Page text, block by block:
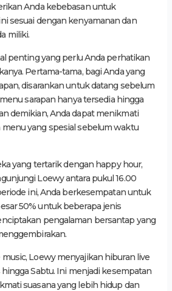
Anda kebebasan untuk
sesuai dengan kenyamanan dan
miliki.
penting yang perlu Anda perhatikan
Pertama-tama, bagi Anda yang
disarankan untuk datang sebelum
sarapan hanya tersedia hingga
demikian, Anda dapat menikmati
yang spesial sebelum waktu
yang tertarik dengan happy hour,
Loewy antara pukul 16.00
ini, Anda berkesempatan untuk
50% untuk beberapa jenis
pengalaman bersantap yang
Loewy menyajikan hiburan live
Sabtu. Ini menjadi kesempatan
suasana yang lebih hidup dan